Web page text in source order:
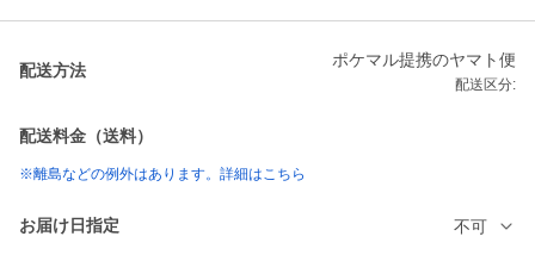
配送方法
ポケマル提携のヤマト便
配送区分:
配送料金（送料）
※離島などの例外はあります。詳細はこちら
お届け日指定 不可